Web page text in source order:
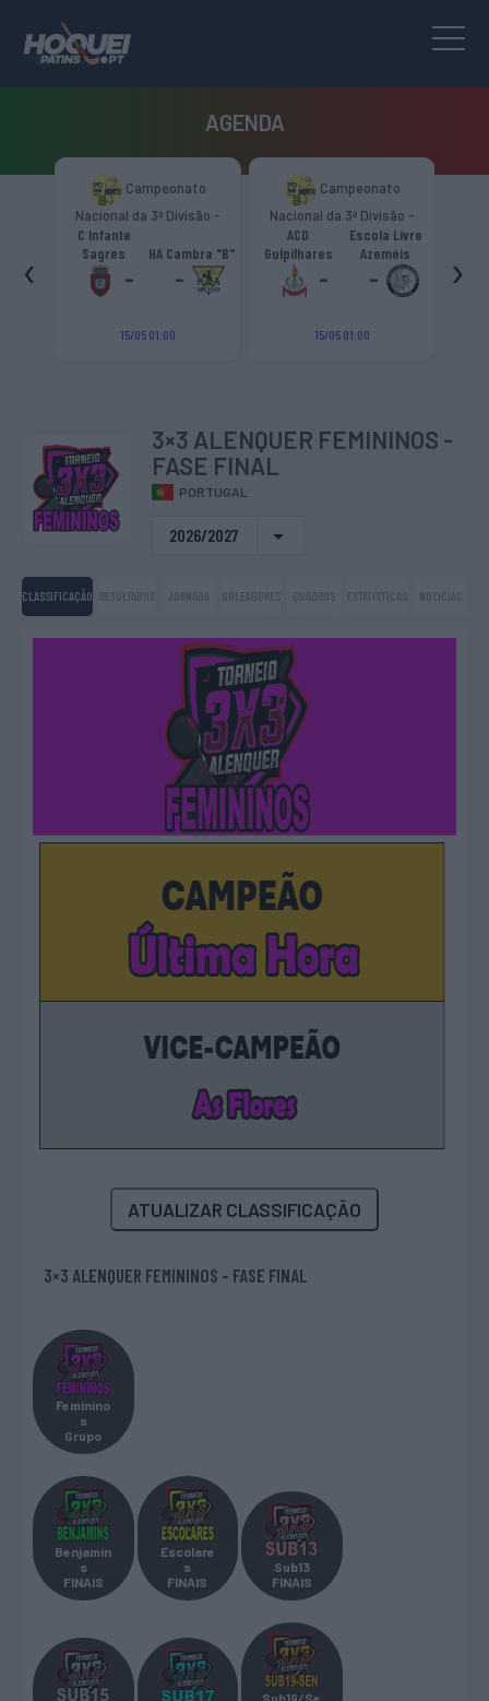
AGENDA
Campeonato
Nacional da 3ª Divisão -
Zona Norte “B”
C Infante
Sagres
-
HA Cambra "B"
-
15/05 01:00
Campeonato
Nacional da 3ª Divisão -
Zona Norte “B”
ACD
Gulpilhares
-
Escola Livre
Azeméis
-
15/05 01:00
‹ ›
3×3 ALENQUER FEMININOS -
FASE FINAL
PORTUGAL
2026/2027
CLASSIFICAÇÃO RESULTADOS JORNADA GOLEADORES QUADROS ESTATÍSTICAS NOTICIAS
ATUALIZAR CLASSIFICAÇÃO
3×3 ALENQUER FEMININOS - FASE FINAL
Feminino
s
Grupo
Benjamin
s
FINAIS
Escolare
s
FINAIS
Sub13
FINAIS
Sub19/Se